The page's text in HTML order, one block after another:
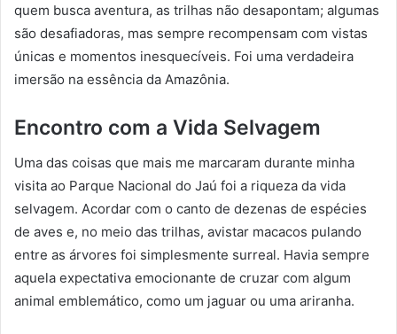
quem busca aventura, as trilhas não desapontam; algumas
são desafiadoras, mas sempre recompensam com vistas
únicas e momentos inesquecíveis. Foi uma verdadeira
imersão na essência da Amazônia.
Encontro com a Vida Selvagem
Uma das coisas que mais me marcaram durante minha
visita ao Parque Nacional do Jaú foi a riqueza da vida
selvagem. Acordar com o canto de dezenas de espécies
de aves e, no meio das trilhas, avistar macacos pulando
entre as árvores foi simplesmente surreal. Havia sempre
aquela expectativa emocionante de cruzar com algum
animal emblemático, como um jaguar ou uma ariranha.